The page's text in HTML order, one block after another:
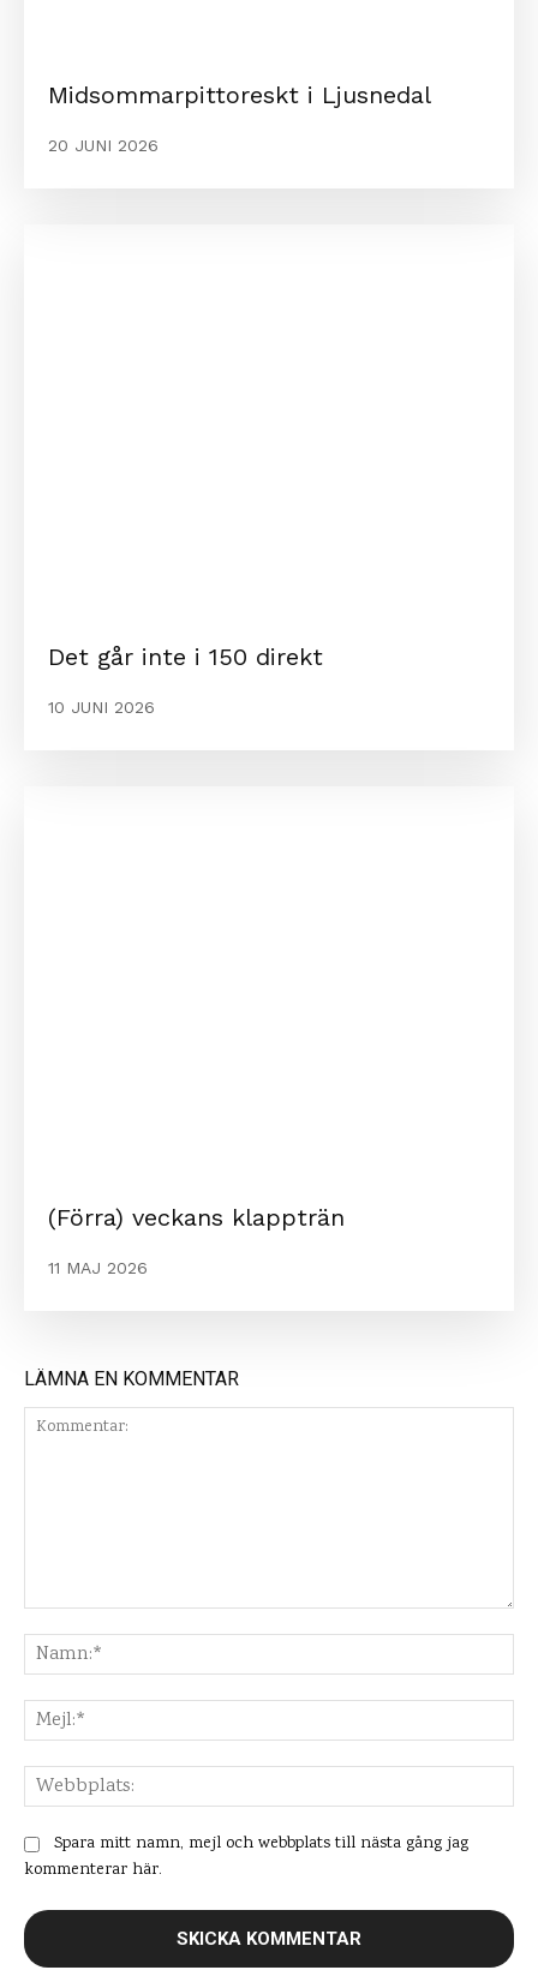
Midsommarpittoreskt i Ljusnedal
20 JUNI 2026
Det går inte i 150 direkt
10 JUNI 2026
(Förra) veckans klappträn
11 MAJ 2026
LÄMNA EN KOMMENTAR
Spara mitt namn, mejl och webbplats till nästa gång jag
kommenterar här.